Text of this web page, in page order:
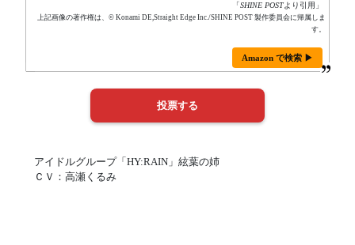
「SHINE POSTより引用」
上記画像の著作権は、© Konami DE,Straight Edge Inc./SHINE POST 製作委員会に帰属しま
す。
Amazon で検索 ▶
アイドルグループ「HY:RAIN」絃葉の姉
ＣＶ：高瀬くるみ